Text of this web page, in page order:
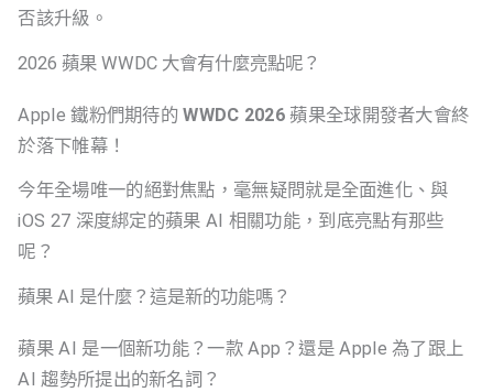
否該升級。
2026 蘋果 WWDC 大會有什麼亮點呢？
Apple 鐵粉們期待的WWDC 2026 蘋果全球開發者大會終
於落下帷幕！
今年全場唯一的絕對焦點，毫無疑問就是全面進化、與
iOS 27 深度綁定的蘋果 AI 相關功能，到底亮點有那些
呢？
蘋果 AI 是什麼？這是新的功能嗎？
蘋果 AI 是一個新功能？一款 App？還是 Apple 為了跟上
AI 趨勢所提出的新名詞？